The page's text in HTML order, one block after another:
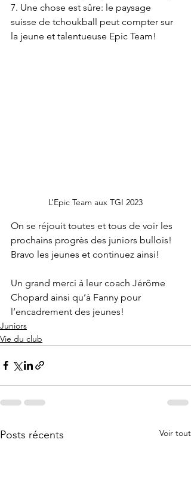
7. Une chose est sûre: le paysage
suisse de tchoukball peut compter sur
la jeune et talentueuse Epic Team!
L’Epic Team aux TGI 2023
On se réjouit toutes et tous de voir les
prochains progrès des juniors bullois!
Bravo les jeunes et continuez ainsi!
Un grand merci à leur coach Jérôme
Chopard ainsi qu’à Fanny pour
l’encadrement des jeunes!
Juniors
Vie du club
Posts récents Voir tout